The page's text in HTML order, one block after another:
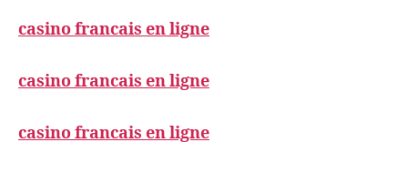
casino francais en ligne
casino francais en ligne
casino francais en ligne